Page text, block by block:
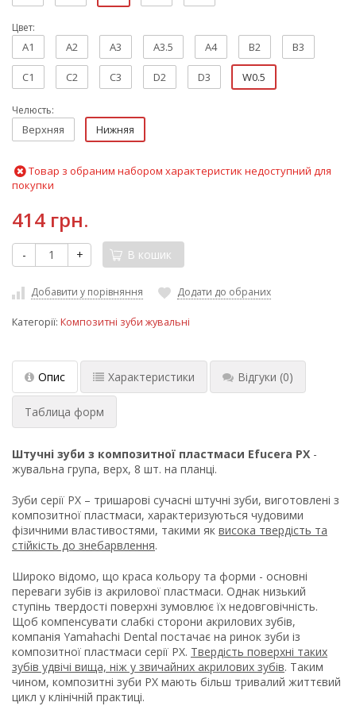
Цвет:
A1 A2 A3 A3.5 A4 B2 B3
C1 C2 C3 D2 D3 W0.5
Челюсть:
Верхняя Нижняя
Товар з обраним набором характеристик недоступний для
покупки
414 грн.
- + В кошик
Добавити у порівняння Додати до обраних
Категорії: Композитні зуби жувальні
Опис Характеристики Відгуки (0)
Таблица форм
Штучні зуби з композитної пластмаси Efucera PX -
жувальна група, верх, 8 шт. на планці.
Зуби серії PX – тришарові сучасні штучні зуби, виготовлені з
композитної пластмаси, характеризуються чудовими
фізичними властивостями, такими як висока твердість та
стійкість до знебарвлення.
Широко відомо, що краса кольору та форми - основні
переваги зубів із акрилової пластмаси. Однак низький
ступінь твердості поверхні зумовлює їх недовговічність.
Щоб компенсувати слабкі сторони акрилових зубів,
компанія Yamahachi Dental постачає на ринок зуби із
композитної пластмаси серії PX. Твердість поверхні таких
зубів удвічі вища, ніж у звичайних акрилових зубів. Таким
чином, композитні зуби PX мають більш тривалий життєвий
цикл у клінічній практиці.